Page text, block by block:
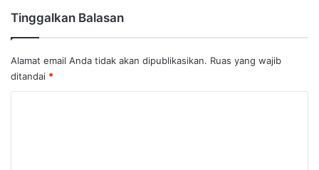
Tinggalkan Balasan
Alamat email Anda tidak akan dipublikasikan. Ruas yang wajib
ditandai *